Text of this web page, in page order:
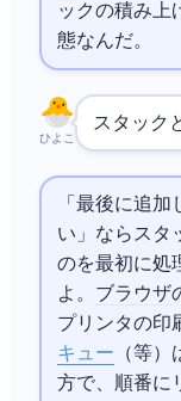
ックの積み上
態なんだ。
ひよこ
スタック
「最後に追
い」ならスタ
のを最初に処
よ。 ブラウザ
プリンタの印
キュー （等）
方で、順番に